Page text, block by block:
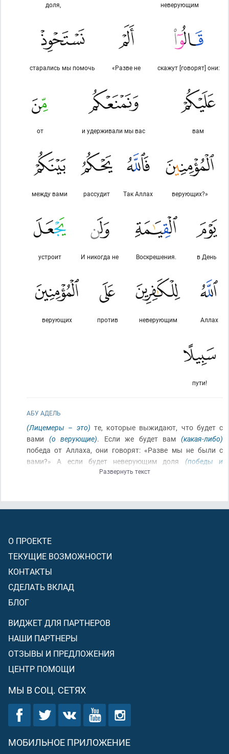
неверующим
доля,
скажут [говорят] они:
«Разве не
старались мы помочь
вам
и удерживали мы вас
от
верующих?»
Так Аллах
рассудит
между вами
в День
Воскрешения.
И никогда не
устроит
Аллах
неверующим
против
верующих
пути!
АБУ АДЕЛЬ
(Лицемеры – это) те, которые выжидают, что будет с
вами (о верующие). Если же будет вам(какая-либо)
победа от Аллаха, они говорят: «Разве мы не были с
вами?» А если будет неверующим доля (победы и
[лицемеры]говорят
Веры и полностью повиноваться Аллаху и Его
посланнику) !
Развернуть текст
О ПРОЕКТЕ
ТЕКУЩИЕ ВОЗМОЖНОСТИ
КОНТАКТЫ
СДЕЛАТЬ ВКЛАД
БЛОГ
ВИДЖЕТ ДЛЯ ПАРТНЕРОВ
НАШИ ПАРТНЕРЫ
ОТЗЫВЫ И ПРЕДЛОЖЕНИЯ
ЦЕНТР ПОМОЩИ
МЫ В СОЦ. СЕТЯХ
МОБИЛЬНОЕ ПРИЛОЖЕНИЕ